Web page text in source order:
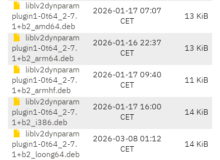
liblv2dynparam
plugin1-0t64_2-7.
1+b2_amd64.deb
2026-01-17 07:07
CET
13 KiB
liblv2dynparam
plugin1-0t64_2-7.
1+b2_arm64.deb
2026-01-16 22:37
CET
13 KiB
liblv2dynparam
plugin1-0t64_2-7.
1+b2_armhf.deb
2026-01-17 09:40
CET
11 KiB
liblv2dynparam
plugin1-0t64_2-7.
1+b2_i386.deb
2026-01-17 16:00
CET
14 KiB
liblv2dynparam
plugin1-0t64_2-7.
1+b2_loong64.deb
2026-03-08 01:12
CET
14 KiB